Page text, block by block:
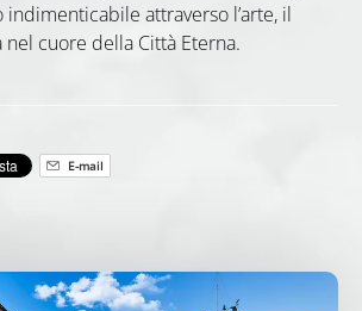
indimenticabile attraverso l’arte, il
cuore della Città Eterna.
E-mail